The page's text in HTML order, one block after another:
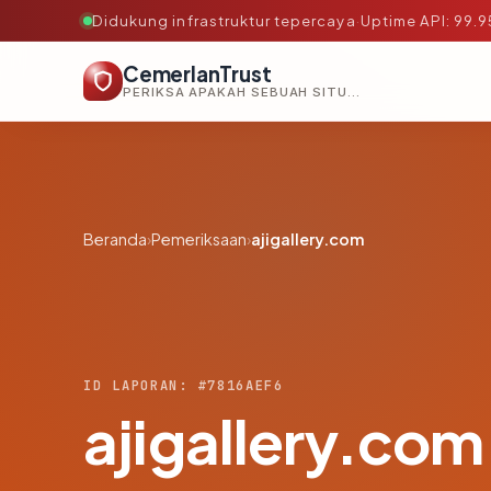
Didukung infrastruktur tepercaya·Uptime API:
CemerlanTrust
PERIKSA APAKAH SEBUAH SITUS AMAN, TEPERCAYA, DAN TERVERIFIKASI DALAM HITUNGAN DETIK.
Beranda›Pemeriksaan›ajigallery.com
ID LAPORAN: #7816AEF6
ajigallery.com